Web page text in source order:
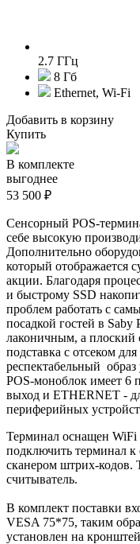
2.7 ГГц
8 Гб
Ethernet, Wi-Fi
Добавить в корзину
Купить
В комплекте
выгоднее
53 500 ₽
Сенсорный POS-
себе высокую
Дополнительно
который отображается
акции. Благодаря п
и быстрому SSD
проблем работать с
посадкой гостей в
лаконичным, а плоский
подставка с отсеком
респектабельный образ
POS-моноблок имеет 6
выход и ETHERNET -
периферийных
Терминал оснащен WiFi
подключить терминал к
сканером штрих-кодов.
считыватель.
В комплект поставки
VESA 75*75, таким
установлен на